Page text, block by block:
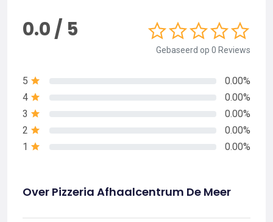
0.0 / 5
Gebaseerd op 0 Reviews
5
0.00%
4
0.00%
3
0.00%
2
0.00%
1
0.00%
Over Pizzeria Afhaalcentrum De Meer